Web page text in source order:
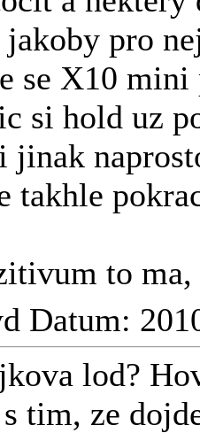
jakoby pro
se X10
si hold uz
jinak
takhle
to
Datum:
lod?
tim, ze